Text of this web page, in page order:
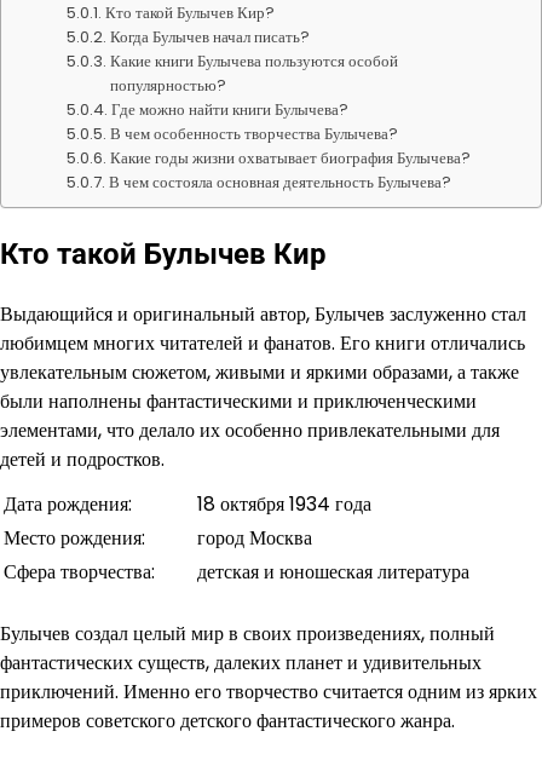
Кто такой Булычев Кир?
Когда Булычев начал писать?
Какие книги Булычева пользуются особой
популярностью?
Где можно найти книги Булычева?
В чем особенность творчества Булычева?
Какие годы жизни охватывает биография Булычева?
В чем состояла основная деятельность Булычева?
Кто такой Булычев Кир
Выдающийся и оригинальный автор, Булычев заслуженно стал
любимцем многих читателей и фанатов. Его книги отличались
увлекательным сюжетом, живыми и яркими образами, а также
были наполнены фантастическими и приключенческими
элементами, что делало их особенно привлекательными для
детей и подростков.
Дата рождения:
18 октября 1934 года
Место рождения:
город Москва
Сфера творчества:
детская и юношеская литература
Булычев создал целый мир в своих произведениях, полный
фантастических существ, далеких планет и удивительных
приключений. Именно его творчество считается одним из ярких
примеров советского детского фантастического жанра.